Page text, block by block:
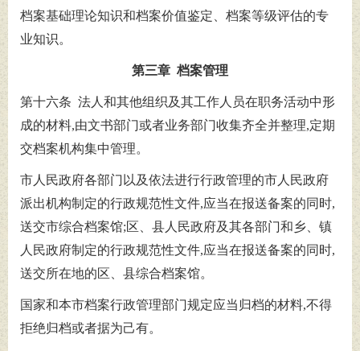
档案基础理论知识和档案价值鉴定、档案等级评估的专
业知识。
第三章 档案管理
第十六条 法人和其他组织及其工作人员在职务活动中形
成的材料,由文书部门或者业务部门收集齐全并整理,定期
交档案机构集中管理。
市人民政府各部门以及依法进行行政管理的市人民政府
派出机构制定的行政规范性文件,应当在报送备案的同时,
送交市综合档案馆;区、县人民政府及其各部门和乡、镇
人民政府制定的行政规范性文件,应当在报送备案的同时,
送交所在地的区、县综合档案馆。
国家和本市档案行政管理部门规定应当归档的材料,不得
拒绝归档或者据为己有。